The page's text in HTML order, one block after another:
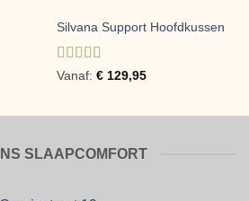
Silvana Support Hoofdkussen
Gewaardeerd
Vanaf: €129,95
SLAAPCOMFORT